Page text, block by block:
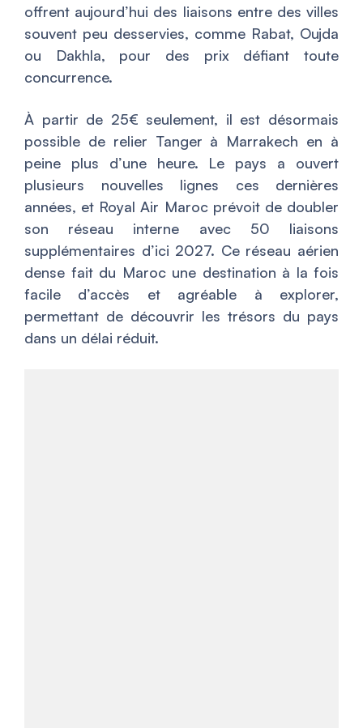
offrent aujourd’hui des liaisons entre des villes
souvent peu desservies, comme Rabat, Oujda
ou Dakhla, pour des prix défiant toute
concurrence.
À partir de 25€ seulement, il est désormais
possible de relier Tanger à Marrakech en à
peine plus d’une heure. Le pays a ouvert
plusieurs nouvelles lignes ces dernières
années, et Royal Air Maroc prévoit de doubler
son réseau interne avec 50 liaisons
supplémentaires d’ici 2027. Ce réseau aérien
dense fait du Maroc une destination à la fois
facile d’accès et agréable à explorer,
permettant de découvrir les trésors du pays
dans un délai réduit.